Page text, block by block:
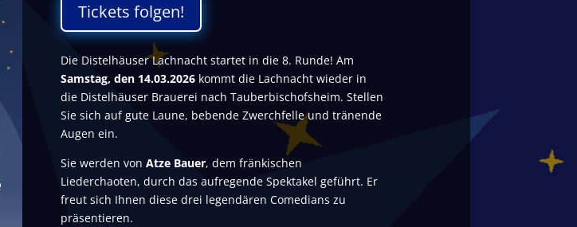
Tickets folgen!
Die Distelhäuser Lachnacht startet in die 8. Runde! Am
Samstag, den 14.03.2026 kommt die Lachnacht wieder in
die Distelhäuser Brauerei nach Tauberbischofsheim. Stellen
Sie sich auf gute Laune, bebende Zwerchfelle und tränende
Augen ein.
Sie werden von Atze Bauer, dem fränkischen
Liederchaoten, durch das aufregende Spektakel geführt. Er
freut sich Ihnen diese drei legendären Comedians zu
präsentieren.